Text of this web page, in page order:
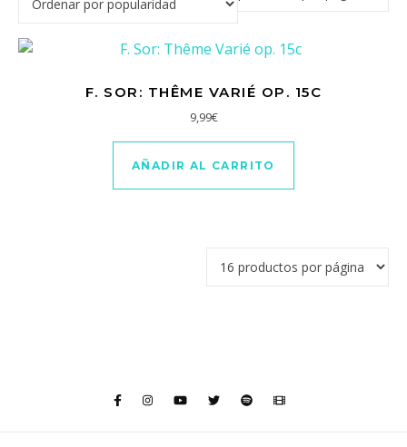
F. SOR: THÊME VARIÉ OP. 15C
9,99€
AÑADIR AL CARRITO